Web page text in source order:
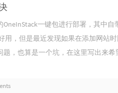
一键包进行部署，其中自
用，但是最近发现如果在添加网站
，也算是一个坑，在这里写出来希